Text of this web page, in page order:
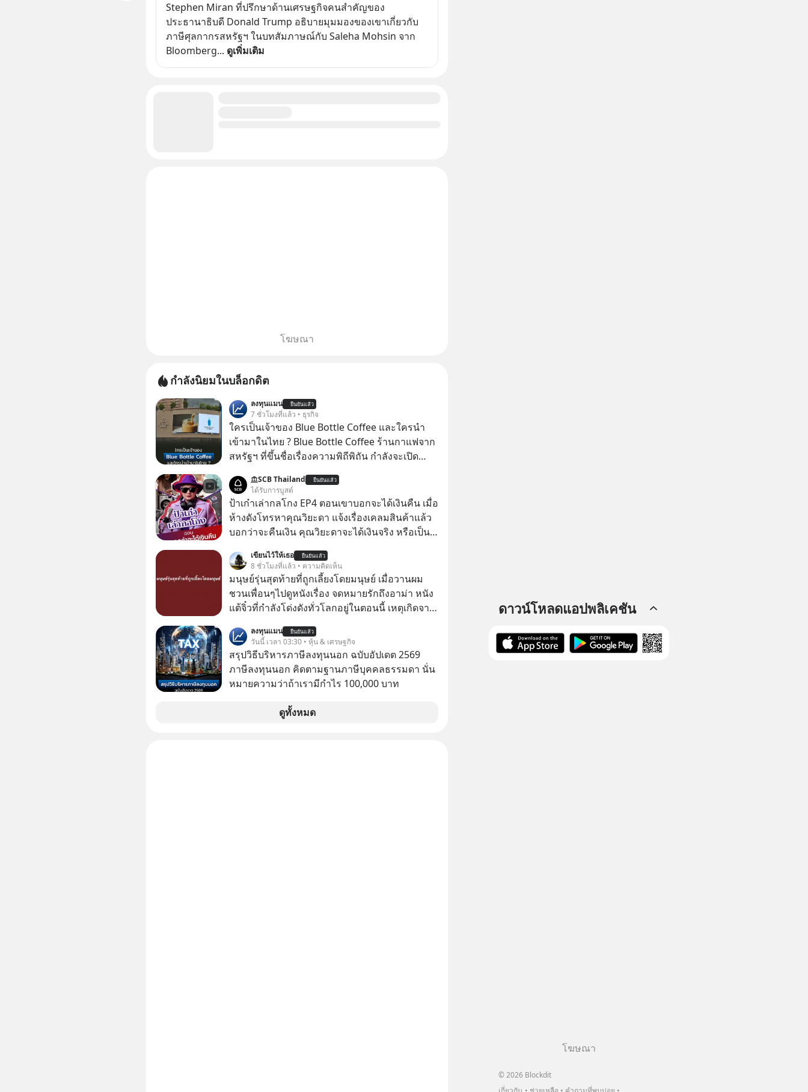
Stephen Miran ที่ปรึกษาด้านเศรษฐกิจคนสำคัญของ
ประธานาธิบดี Donald Trump อธิบายมุมมองของเขาเกี่ยวกับ
ภาษีศุลกากรสหรัฐฯ ในบทสัมภาษณ์กับ Saleha Mohsin จาก
Bloomberg... ดูเพิ่มเติม
โฆษณา
กำลังนิยมในบล็อกดิต
ลงทุนแมน ยืนยันแล้ว
7 ชั่วโมงที่แล้ว • ธุรกิจ
ใครเป็นเจ้าของ Blue Bottle Coffee และใครนำ
เข้ามาในไทย ? Blue Bottle Coffee ร้านกาแฟจาก
สหรัฐฯ ที่ขึ้นชื่อเรื่องความพิถีพิถัน กำลังจะเปิด
SCB Thailand ยืนยันแล้ว
ได้รับการบูสต์
ป้าเก๋าเล่ากลโกง EP4 ตอนเขาบอกจะได้เงินคืน เมื่อ
ห้างดังโทรหาคุณวิยะดา แจ้งเรื่องเคลมสินค้าแล้ว
บอกว่าจะคืนเงิน คุณวิยะดาจะได้เงินจริง หรือเป็น
ตอน “เขาบอกว่าจะได้เงินคืน” #ป้าเก๋าเล่ากลโกง
#แก้เกมกลโกง #อยู่อย่างยั่งยืน #Cybersecurity
#เตือนภัยออนไลน์
เขียนไว้ให้เธอ ยืนยันแล้ว
8 ชั่วโมงที่แล้ว • ความคิดเห็น
มนุษย์รุ่นสุดท้ายที่ถูกเลี้ยงโดยมนุษย์ เมื่อวานผม
ชวนเพื่อนๆไปดูหนังเรื่อง จดหมายรักถึงอาม่า หนัง
แต้จิ๋วที่กำลังโด่งดังทั่วโลกอยู่ในตอนนี้ เหตุเกิดจาก
อยากดูมาก ด้วยเพราะว่าอากงก็มาจากเมืองจีน ป๊า
ก็พูดแต้จิ๋วได้ มีเรื่องราวมีความผูกพันที่ได้ยินตั้งแต่
เด็ก
ลงทุนแมน ยืนยันแล้ว
วันนี้ เวลา 03:30 • หุ้น & เศรษฐกิจ
สรุปวิธีบริหารภาษีลงทุนนอก ฉบับอัปเดต 2569
ภาษีลงทุนนอก คิดตามฐานภาษีบุคคลธรรมดา นั่น
หมายความว่าถ้าเรามีกำไร 100,000 บาท
ดูทั้งหมด
ดาวน์โหลดแอปพลิเคชัน
โฆษณา
© 2026 Blockdit